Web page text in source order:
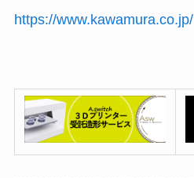
https://www.kawamura.co.jp/